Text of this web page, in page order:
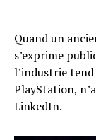
Quand un
s’exprime
l’industrie tend
PlayStation,
LinkedIn.